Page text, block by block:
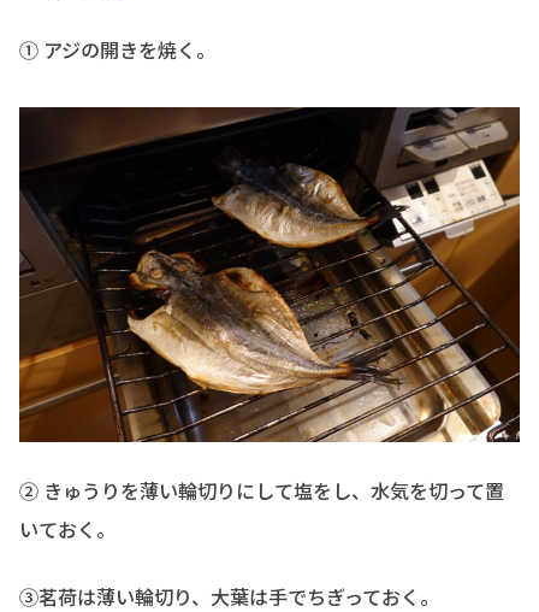
① アジの開きを焼く。
② きゅうりを薄い輪切りにして塩をし、水気を切って置
いておく。
③茗荷は薄い輪切り、大葉は手でちぎっておく。